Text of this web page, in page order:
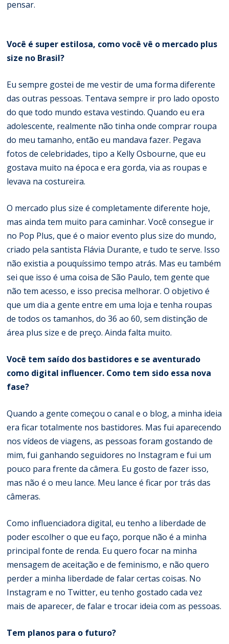
pensar.
Você é super estilosa, como você vê o mercado plus
size no Brasil?
Eu sempre gostei de me vestir de uma forma diferente
das outras pessoas. Tentava sempre ir pro lado oposto
do que todo mundo estava vestindo. Quando eu era
adolescente, realmente não tinha onde comprar roupa
do meu tamanho, então eu mandava fazer. Pegava
fotos de celebridades, tipo a Kelly Osbourne, que eu
gostava muito na época e era gorda, via as roupas e
levava na costureira.
O mercado plus size é completamente diferente hoje,
mas ainda tem muito para caminhar. Você consegue ir
no Pop Plus, que é o maior evento plus size do mundo,
criado pela santista Flávia Durante, e tudo te serve. Isso
não existia a pouquíssimo tempo atrás. Mas eu também
sei que isso é uma coisa de São Paulo, tem gente que
não tem acesso, e isso precisa melhorar. O objetivo é
que um dia a gente entre em uma loja e tenha roupas
de todos os tamanhos, do 36 ao 60, sem distinção de
área plus size e de preço. Ainda falta muito.
Você tem saído dos bastidores e se aventurado
como digital influencer. Como tem sido essa nova
fase?
Quando a gente começou o canal e o blog, a minha ideia
era ficar totalmente nos bastidores. Mas fui aparecendo
nos vídeos de viagens, as pessoas foram gostando de
mim, fui ganhando seguidores no Instagram e fui um
pouco para frente da câmera. Eu gosto de fazer isso,
mas não é o meu lance. Meu lance é ficar por trás das
câmeras.
Como influenciadora digital, eu tenho a liberdade de
poder escolher o que eu faço, porque não é a minha
principal fonte de renda. Eu quero focar na minha
mensagem de aceitação e de feminismo, e não quero
perder a minha liberdade de falar certas coisas. No
Instagram e no Twitter, eu tenho gostado cada vez
mais de aparecer, de falar e trocar ideia com as pessoas.
Tem planos para o futuro?